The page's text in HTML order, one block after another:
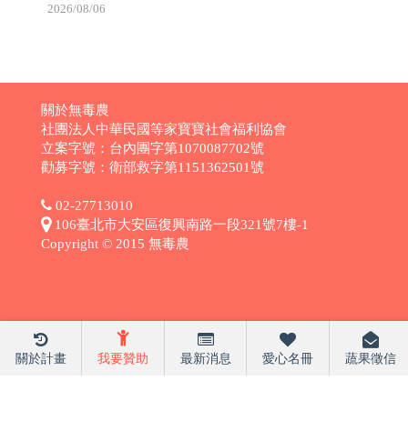
2026/08/06
關於計畫 我要贊助 最新消息 愛心名冊 蔬果徵信
關於無毒農
社團法人中華民國等家寶寶社會福利協會
立案字號：台內團字第1070087702號
勸募字號：衛部救字第1151362501號
02-27713010
106臺北市大安區復興南路一段321號7樓-1
Copyright © 2015 無毒農